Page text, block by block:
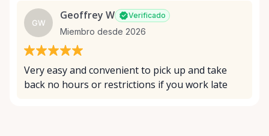
GW
Geoffrey W Verificado
Miembro desde 2026
Very easy and convenient to pick up and take
back no hours or restrictions if you work late